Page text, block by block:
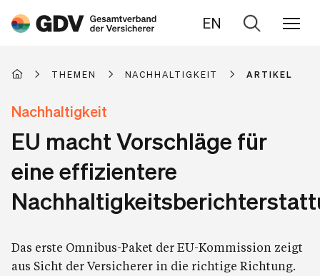
EN
Zur
THEMEN NACHHALTIGKEIT ARTIKEL
Nachhaltigkeit
EU macht Vorschläge für
eine effizientere
Das erste Omnibus-Paket der EU-Kommission zeigt
aus Sicht der Versicherer in die richtige Richtung.